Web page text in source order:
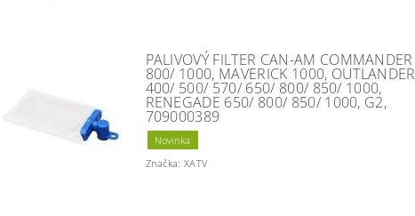
PALIVOVÝ FILTER CAN-AM COMMANDER
800/ 1000, MAVERICK 1000, OUTLANDER
400/ 500/ 570/ 650/ 800/ 850/ 1000,
RENEGADE 650/ 800/ 850/ 1000, G2,
709000389
Novinka
Značka: XATV